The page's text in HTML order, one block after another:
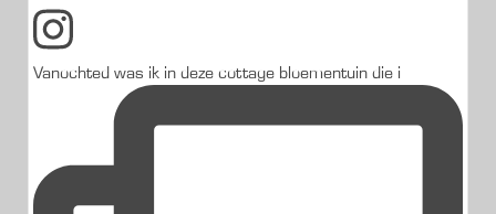
Vanochted was ik in deze cottage bloementuin die i